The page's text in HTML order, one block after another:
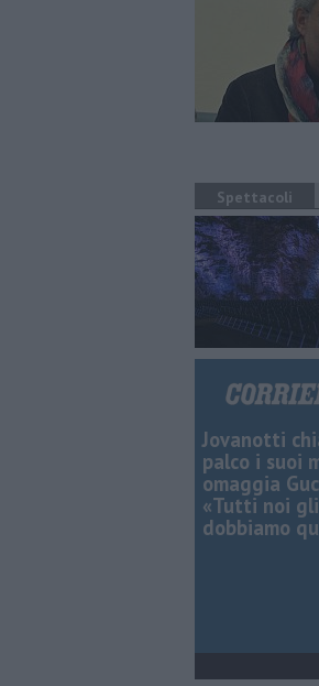
Spettacoli
Jovanotti
palco i suoi
omaggia
«Tutti noi gli
dobbiamo